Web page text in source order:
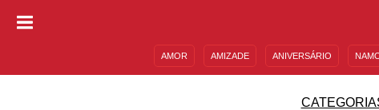
AMOR AMIZADE ANIVERSÁRIO